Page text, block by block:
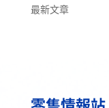
最新文章